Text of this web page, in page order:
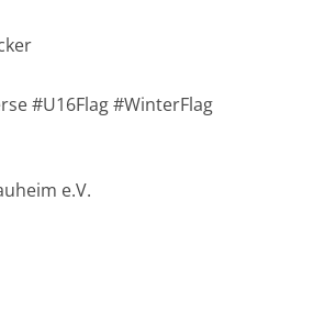
#U16Flag #WinterFlag
e.V.